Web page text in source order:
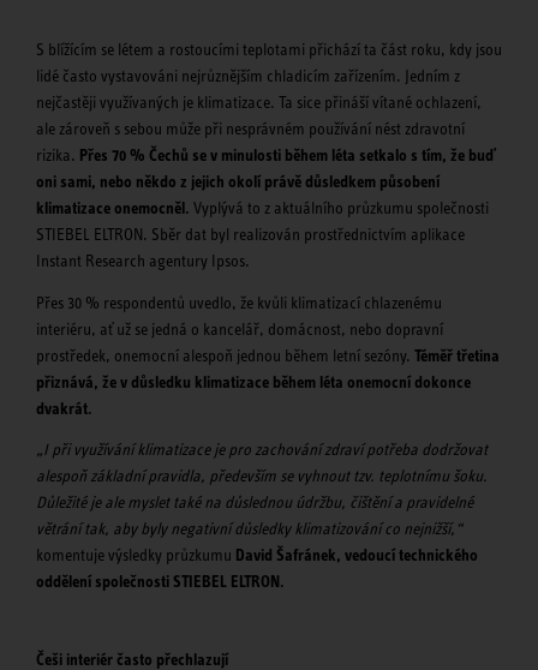
S blížícím se létem a rostoucími teplotami přichází ta část roku, kdy jsou
lidé často vystavováni nejrůznějším chladicím zařízením. Jedním z
nejčastěji využívaných je klimatizace. Ta sice přináší vítané ochlazení,
ale zároveň s sebou může při nesprávném používání nést zdravotní
rizika. Přes 70 % Čechů se v minulosti během léta setkalo s tím, že buď
oni sami, nebo někdo z jejich okolí právě důsledkem působení
klimatizace onemocněl. Vyplývá to z aktuálního průzkumu společnosti
STIEBEL ELTRON. Sběr dat byl realizován prostřednictvím aplikace
Instant Research agentury Ipsos.
Přes 30 % respondentů uvedlo, že kvůli klimatizací chlazenému
interiéru, ať už se jedná o kancelář, domácnost, nebo dopravní
prostředek, onemocní alespoň jednou během letní sezóny. Téměř třetina
přiznává, že v důsledku klimatizace během léta onemocní dokonce
dvakrát.
„I při využívání klimatizace je pro zachování zdraví potřeba dodržovat
alespoň základní pravidla, především se vyhnout tzv. teplotnímu šoku.
Důležité je ale myslet také na důslednou údržbu, čištění a pravidelné
větrání tak, aby byly negativní důsledky klimatizování co nejnižší,“
komentuje výsledky průzkumu David Šafránek, vedoucí technického
oddělení společnosti STIEBEL ELTRON.
Češi interiér často přechlazují